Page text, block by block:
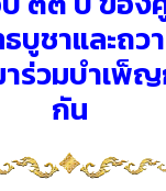
บูชาและถว
ร่วมบำเพ็
กัน